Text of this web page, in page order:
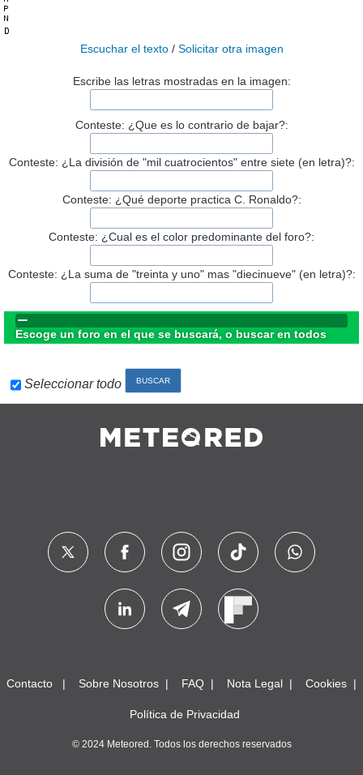
Escuchar el texto/ Solicitar otra imagen
Escribe las letras mostradas en la imagen:
Conteste: ¿Que es lo contrario de bajar?:
Conteste: ¿La división de "mil cuatrocientos" entre siete (en letra)?:
Conteste: ¿Qué deporte practica C. Ronaldo?:
Conteste: ¿Cual es el color predominante del foro?:
Conteste: ¿La suma de "treinta y uno" mas "diecinueve" (en letra)?:
Escoge un foro en el que se buscará, o buscar en todos
Seleccionar todo
Contacto Sobre Nosotros FAQ Nota Legal Cookies
Política de Privacidad
© 2024 Meteored. Todos los derechos reservados